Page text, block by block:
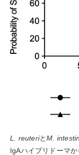
L. reuteriとM.
IgAハイブリドーマか